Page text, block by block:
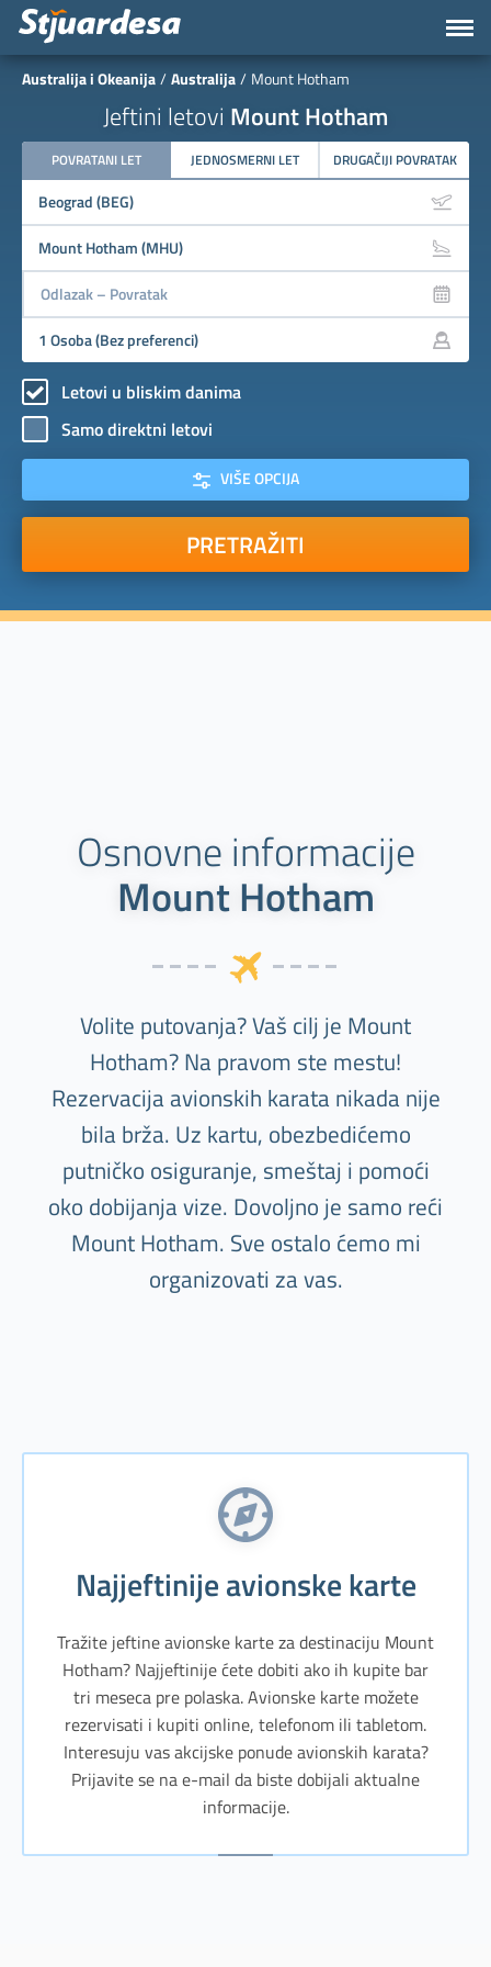
Australija i Okeanija Australija Mount Hotham
Jeftini letovi Mount Hotham
POVRATANI LET JEDNOSMERNI LET DRUGAČIJI POVRATAK
Letovi u bliskim danima
Samo direktni letovi
VIŠE OPCIJA
PRETRAŽITI
Osnovne informacije
Mount Hotham
Volite putovanja? Vaš cilj je Mount
Hotham? Na pravom ste mestu!
Rezervacija avionskih karata nikada nije
bila brža. Uz kartu, obezbedićemo
putničko osiguranje, smeštaj i pomoći
oko dobijanja vize. Dovoljno je samo reći
Mount Hotham. Sve ostalo ćemo mi
organizovati za vas.
Najjeftinije avionske karte
Tražite jeftine avionske karte za destinaciju Mount
Hotham? Najjeftinije ćete dobiti ako ih kupite bar
tri meseca pre polaska. Avionske karte možete
rezervisati i kupiti online, telefonom ili tabletom.
Interesuju vas akcijske ponude avionskih karata?
Prijavite se na e-mail da biste dobijali aktualne
informacije.